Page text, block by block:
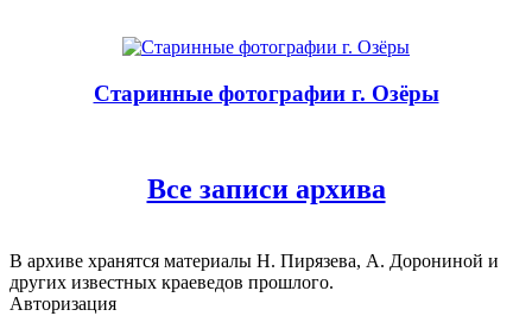
Старинные фотографии г. Озёры
Все записи архива
В архиве хранятся материалы Н. Пирязева, А. Дорониной и
других известных краеведов прошлого.
Авторизация